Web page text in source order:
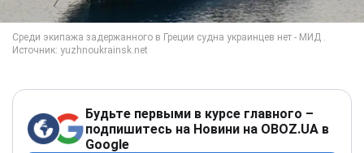
Будьте первыми в курсе главного –
подпишитесь на Новини на OBOZ.UA в
Google